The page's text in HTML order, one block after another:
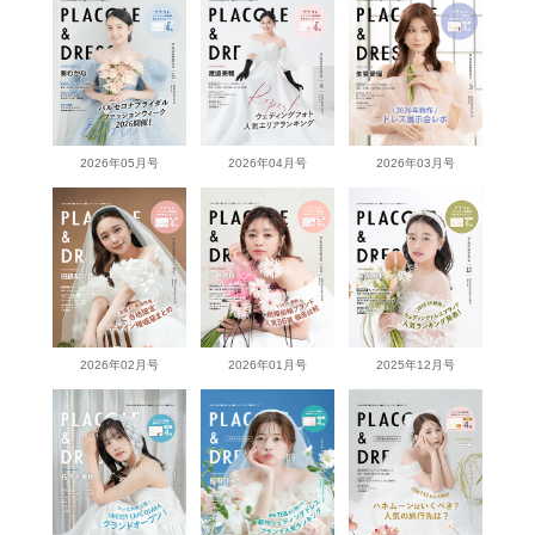
2026年05月号 2026年04月号 2026年03月号
2026年02月号 2026年01月号 2025年12月号